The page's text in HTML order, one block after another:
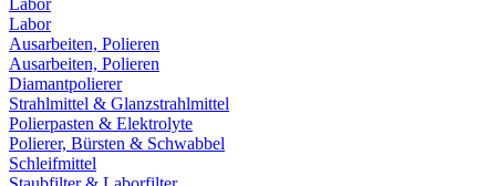
Labor
Labor
Ausarbeiten, Polieren
Ausarbeiten, Polieren
Diamantpolierer
Strahlmittel & Glanzstrahlmittel
Polierpasten & Elektrolyte
Polierer, Bürsten & Schwabbel
Schleifmittel